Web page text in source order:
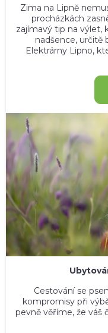
Zima na Lipně
procházkách
zajímavý tip na výlet,
nadšence, určitě
Elektrárny Lipno,
Cestování se
kompromisy při
pevně věříme, že váš